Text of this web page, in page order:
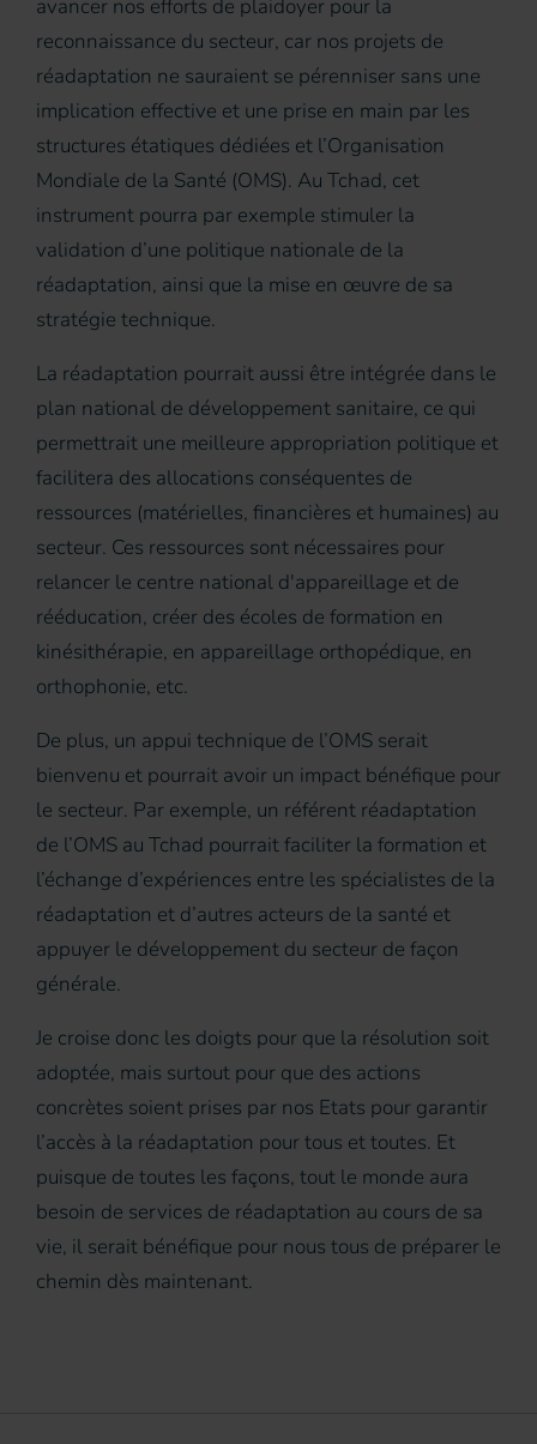
avancer nos efforts de plaidoyer pour la
reconnaissance du secteur, car nos projets de
réadaptation ne sauraient se pérenniser sans une
implication effective et une prise en main par les
structures étatiques dédiées et l’Organisation
Mondiale de la Santé (OMS). Au Tchad, cet
instrument pourra par exemple stimuler la
validation d’une politique nationale de la
réadaptation, ainsi que la mise en œuvre de sa
stratégie technique.
La réadaptation pourrait aussi être intégrée dans le
plan national de développement sanitaire, ce qui
permettrait une meilleure appropriation politique et
facilitera des allocations conséquentes de
ressources (matérielles, financières et humaines) au
secteur. Ces ressources sont nécessaires pour
relancer le centre national d'appareillage et de
rééducation, créer des écoles de formation en
kinésithérapie, en appareillage orthopédique, en
orthophonie, etc.
De plus, un appui technique de l’OMS serait
bienvenu et pourrait avoir un impact bénéfique pour
le secteur. Par exemple, un référent réadaptation
de l’OMS au Tchad pourrait faciliter la formation et
l’échange d’expériences entre les spécialistes de la
réadaptation et d’autres acteurs de la santé et
appuyer le développement du secteur de façon
générale.
Je croise donc les doigts pour que la résolution soit
adoptée, mais surtout pour que des actions
concrètes soient prises par nos Etats pour garantir
l’accès à la réadaptation pour tous et toutes. Et
puisque de toutes les façons, tout le monde aura
besoin de services de réadaptation au cours de sa
vie, il serait bénéfique pour nous tous de préparer le
chemin dès maintenant.